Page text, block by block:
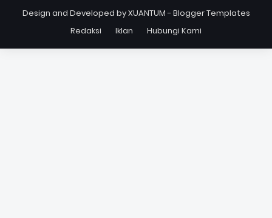
Design and Developed byXUANTUM- Blogger Templates
Redaksi
Iklan Hubungi Kami